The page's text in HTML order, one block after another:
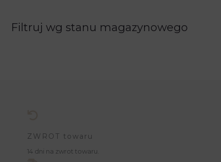
Filtruj wg stanu magazynowego
ZWROT towaru
14 dni na zwrot towaru.